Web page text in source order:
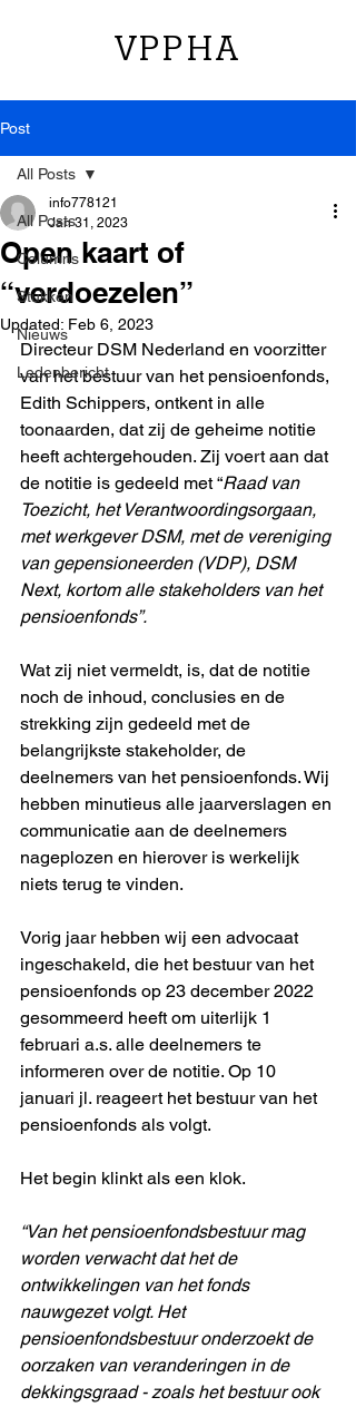
VPPHA
Post
All Posts
Columns
Stukken
Nieuws
Ledenbericht
All Posts
Open kaart of
“verdoezelen”
info778121
Jan 31, 2023
Updated: Feb 6, 2023
Directeur DSM Nederland en voorzitter
van het bestuur van het pensioenfonds,
Edith Schippers, ontkent in alle
toonaarden, dat zij de geheime notitie
heeft achtergehouden. Zij voert aan dat
de notitie is gedeeld met “Raad van
Toezicht, het Verantwoordingsorgaan,
met werkgever DSM, met de vereniging
van gepensioneerden (VDP), DSM
Next, kortom alle stakeholders van het
pensioenfonds”.
Wat zij niet vermeldt, is, dat de notitie
noch de inhoud, conclusies en de
strekking zijn gedeeld met de
belangrijkste stakeholder, de
deelnemers van het pensioenfonds. Wij
hebben minutieus alle jaarverslagen en
communicatie aan de deelnemers
nageplozen en hierover is werkelijk
niets terug te vinden.
Vorig jaar hebben wij een advocaat
ingeschakeld, die het bestuur van het
pensioenfonds op 23 december 2022
gesommeerd heeft om uiterlijk 1
februari a.s. alle deelnemers te
informeren over de notitie. Op 10
januari jl. reageert het bestuur van het
pensioenfonds als volgt.
Het begin klinkt als een klok.
“Van het pensioenfondsbestuur mag
worden verwacht dat het de
ontwikkelingen van het fonds
nauwgezet volgt. Het
pensioenfondsbestuur onderzoekt de
oorzaken van veranderingen in de
dekkingsgraad - zoals het bestuur ook